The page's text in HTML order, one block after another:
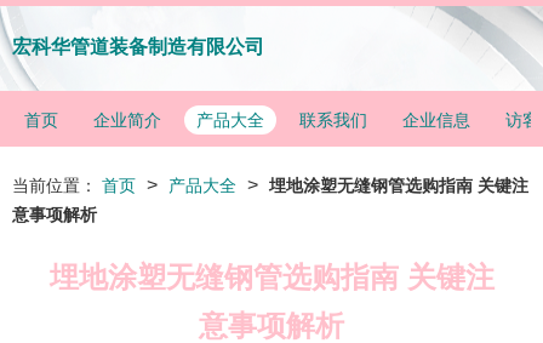
宏科华管道装备制造有限公司
首页 企业简介 产品大全 联系我们 企业信息 访客
当前位置： 首页 > 产品大全 > 埋地涂塑无缝钢管选购指南 关键注
意事项解析
埋地涂塑无缝钢管选购指南 关键注
意事项解析